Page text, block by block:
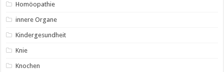
Homöopathie
innere Organe
Kindergesundheit
Knie
Knochen